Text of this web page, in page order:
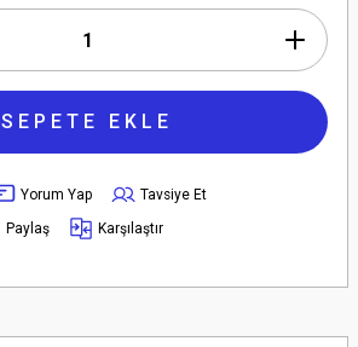
SEPETE EKLE
Yorum Yap
Tavsiye Et
Paylaş Karşılaştır